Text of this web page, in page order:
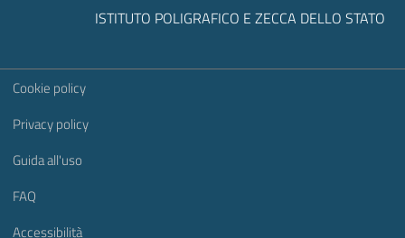
ISTITUTO POLIGRAFICO E ZECCA DELLO STATO
Sezione Link Utili
Cookie policy
Privacy policy
Guida all'uso
FAQ
Accessibilità